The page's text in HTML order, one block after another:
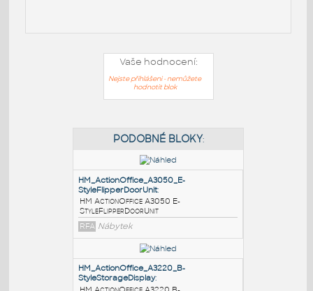
Vaše hodnocení:
Nejste přihlášeni - nemůžete
hodnotit blok
PODOBNÉ BLOKY